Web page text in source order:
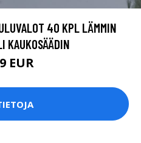
40 KPL LÄMMIN
KAUKOSÄÄDIN
EUR